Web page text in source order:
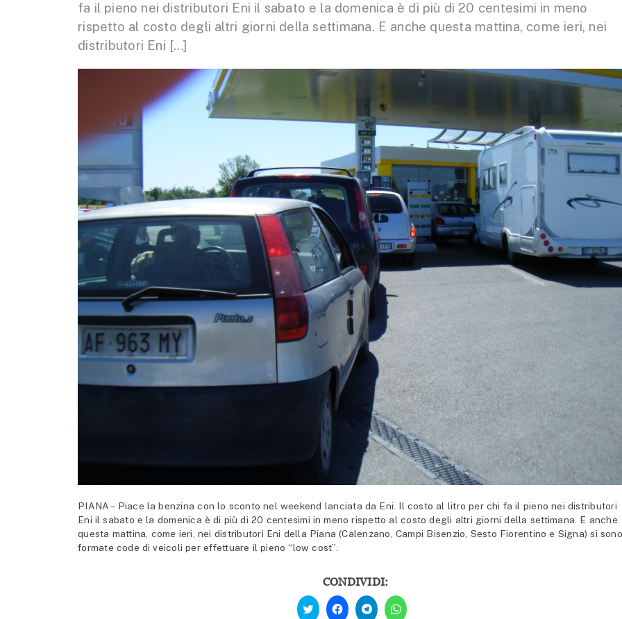
fa il pieno nei distributori Eni il sabato e la domenica è di più di 20 centesimi in meno
rispetto al costo degli altri giorni della settimana. E anche questa mattina, come ieri, nei
distributori Eni […]
PIANA – Piace la benzina con lo sconto nel weekend lanciata da Eni. Il costo al litro per chi fa il pieno nei distributori
Eni il sabato e la domenica è di più di 20 centesimi in meno rispetto al costo degli altri giorni della settimana. E anche
questa mattina, come ieri, nei distributori Eni della Piana (Calenzano, Campi Bisenzio, Sesto Fiorentino e Signa) si sono
formate code di veicoli per effettuare il pieno “low cost”.
CONDIVIDI:
Fai
clic
Fai
clic
Fai
clic
Fai
clic